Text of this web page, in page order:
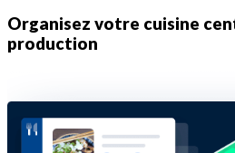
Organisez votre cuisine
production